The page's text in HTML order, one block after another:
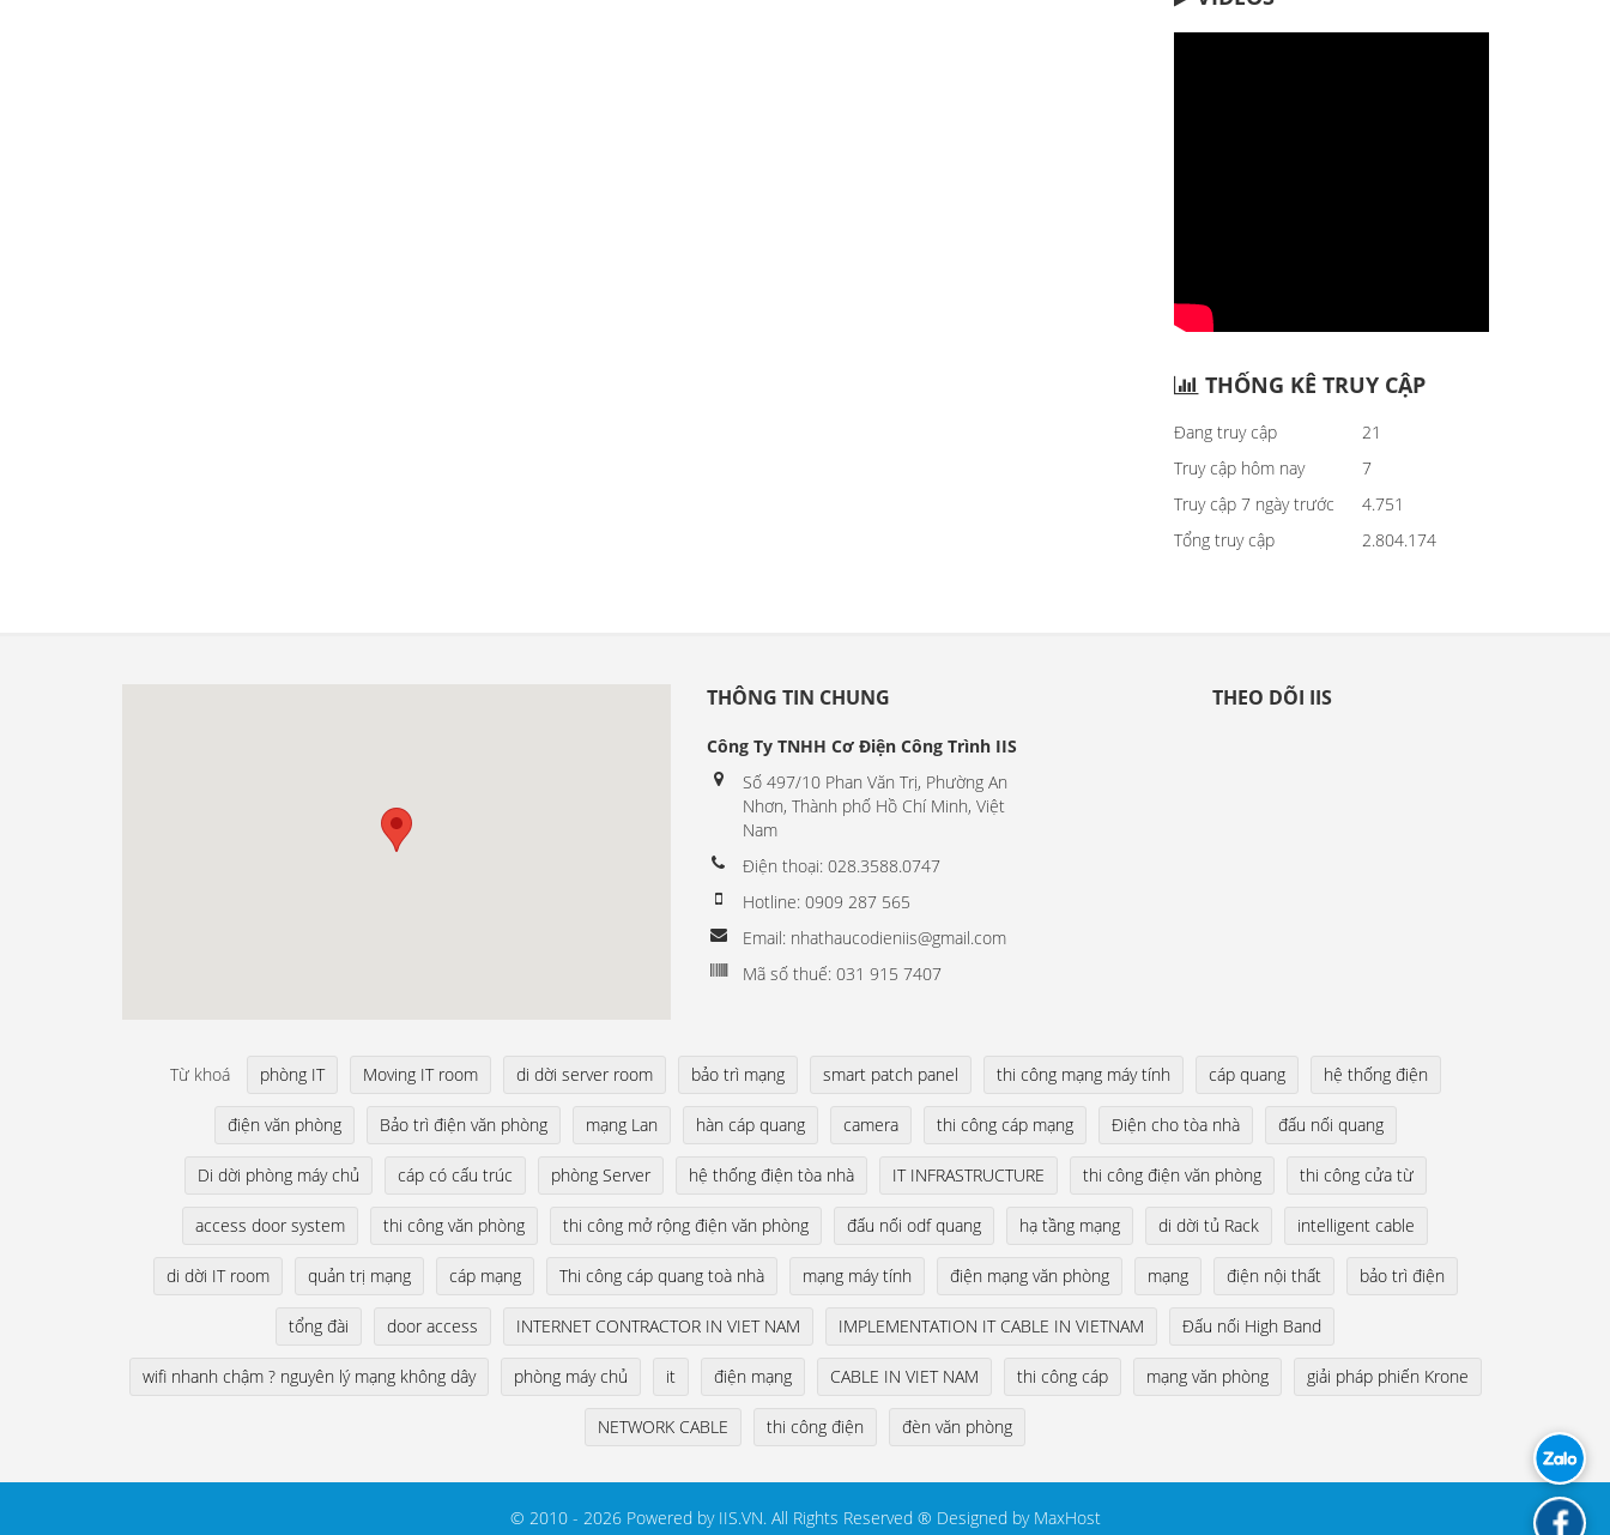
THỐNG KÊ TRUY CẬP
Đang truy cập
21
Truy cập hôm nay
7
Truy cập 7 ngày trước
4.751
Tổng truy cập
2.804.174
THÔNG TIN CHUNG
Công Ty TNHH Cơ Điện Công Trình IIS
Số 497/10 Phan Văn Trị, Phường An
Nhơn, Thành phố Hồ Chí Minh, Việt
Nam
Điện thoại: 028.3588.0747
Hotline: 0909 287 565
Email: nhathaucodieniis@gmail.com
Mã số thuế: 031 915 7407
THEO DÕI IIS
Từ khoá phòng IT Moving IT room di dời server room bảo trì mạng smart patch panel thi công mạng máy tính cáp quang hệ thống điện
điện văn phòng Bảo trì điện văn phòng mạng Lan hàn cáp quang camera thi công cáp mạng Điện cho tòa nhà đấu nối quang
Di dời phòng máy chủ cáp có cấu trúc phòng Server hệ thống điện tòa nhà IT INFRASTRUCTURE thi công điện văn phòng thi công cửa từ
access door system thi công văn phòng thi công mở rộng điện văn phòng đấu nối odf quang hạ tầng mạng di dời tủ Rack intelligent cable
di dời IT room quản trị mạng cáp mạng Thi công cáp quang toà nhà mạng máy tính điện mạng văn phòng mạng điện nội thất bảo trì điện
tổng đài door access INTERNET CONTRACTOR IN VIET NAM IMPLEMENTATION IT CABLE IN VIETNAM Đấu nối High Band
wifi nhanh chậm ? nguyên lý mạng không dây phòng máy chủ it điện mạng CABLE IN VIET NAM thi công cáp mạng văn phòng giải pháp phiến Krone
NETWORK CABLE thi công điện đèn văn phòng
© 2010 - 2026 Powered by IIS.VN. All Rights Reserved ® Designed by MaxHost